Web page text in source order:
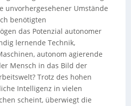
unvorhergesehener Umstände
benötigten
das Potenzial autonomer
lernende Technik,
autonom agierende
Mensch in das Bild der
Trotz des hohen
Intelligenz in vielen
scheint, überwiegt die